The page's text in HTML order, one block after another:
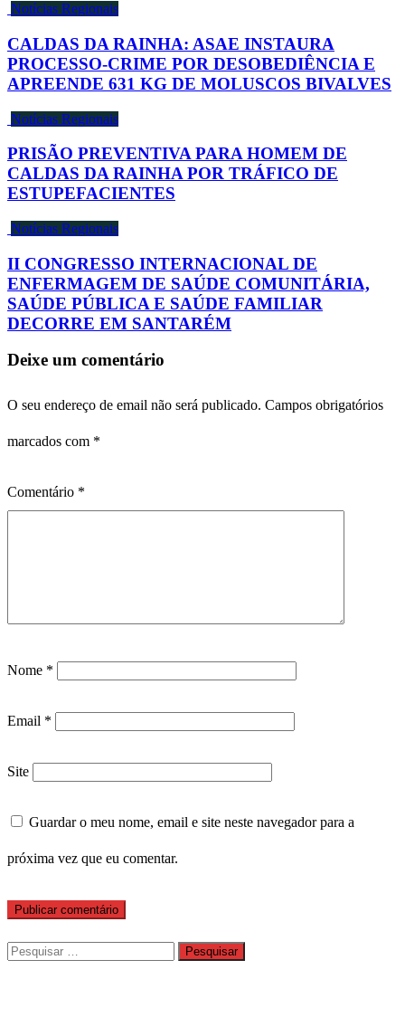
Notícias Regionais
CALDAS DA RAINHA: ASAE INSTAURA
PROCESSO-CRIME POR DESOBEDIÊNCIA E
APREENDE 631 KG DE MOLUSCOS BIVALVES
Notícias Regionais
PRISÃO PREVENTIVA PARA HOMEM DE
CALDAS DA RAINHA POR TRÁFICO DE
ESTUPEFACIENTES
Notícias Regionais
II CONGRESSO INTERNACIONAL DE
ENFERMAGEM DE SAÚDE COMUNITÁRIA,
SAÚDE PÚBLICA E SAÚDE FAMILIAR
DECORRE EM SANTARÉM
Deixe um comentário
O seu endereço de email não será publicado. Campos obrigatórios
marcados com *
Comentário *
Nome *
Email *
Site
Guardar o meu nome, email e site neste navegador para a
próxima vez que eu comentar.
Pesquisar
por: